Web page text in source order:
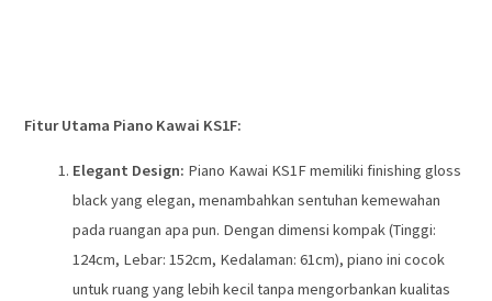
Fitur Utama Piano Kawai KS1F:
Elegant Design: Piano Kawai KS1F memiliki finishing gloss
black yang elegan, menambahkan sentuhan kemewahan
pada ruangan apa pun. Dengan dimensi kompak (Tinggi:
124cm, Lebar: 152cm, Kedalaman: 61cm), piano ini cocok
untuk ruang yang lebih kecil tanpa mengorbankan kualitas